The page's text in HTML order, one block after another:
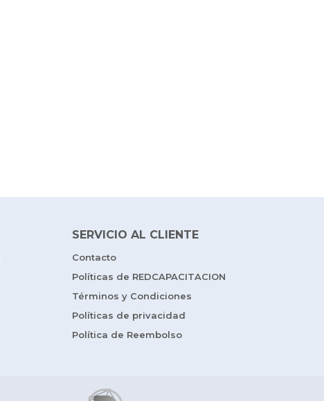
SERVICIO AL CLIENTE
Contacto
Políticas de REDCAPACITACION
Términos y Condiciones
Políticas de privacidad
Política de Reembolso